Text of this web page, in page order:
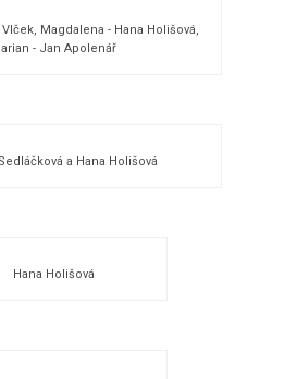
Magdalena - Hana Holišová,
- Jan Apolenář
a Hana Holišová
Hana Holišová